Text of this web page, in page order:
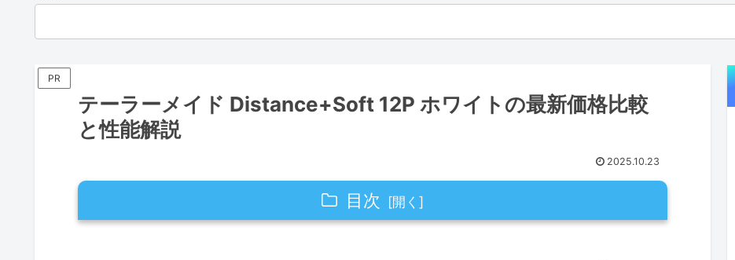
PR
テーラーメイド Distance+Soft 12P ホワイトの最新価格比較
と性能解説
2025.10.23
目次